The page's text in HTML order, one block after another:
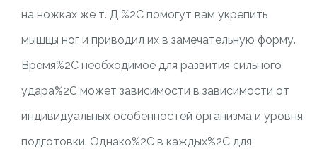
на ножках же т. Д.%2C помогут вам укрепить
мышцы ног и приводил их в замечательную форму.
Время%2C необходимое для развития сильного
удара%2C может зависимости в зависимости от
индивидуальных особенностей организма и уровня
подготовки. Однако%2C в каждых%2C для